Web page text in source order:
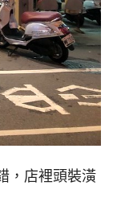
，店裡頭裝潢